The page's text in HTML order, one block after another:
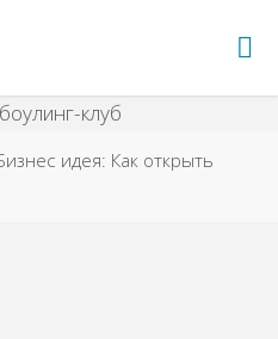
идея: Как открыть